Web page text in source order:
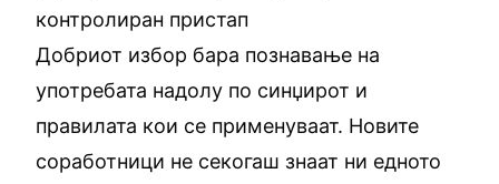
контролиран пристап
Добриот избор бара познавање на
употребата надолу по синџирот и
правилата кои се применуваат. Новите
соработници не секогаш знаат ни едното